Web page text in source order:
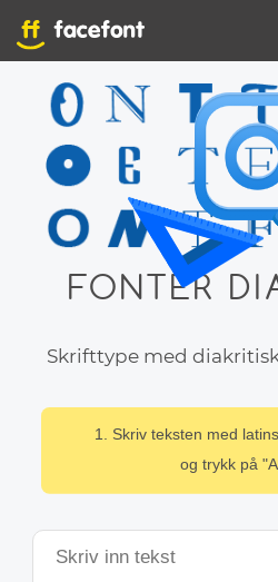
FONTER
Skrifttype med
1. Skriv teksten med
og trykk på